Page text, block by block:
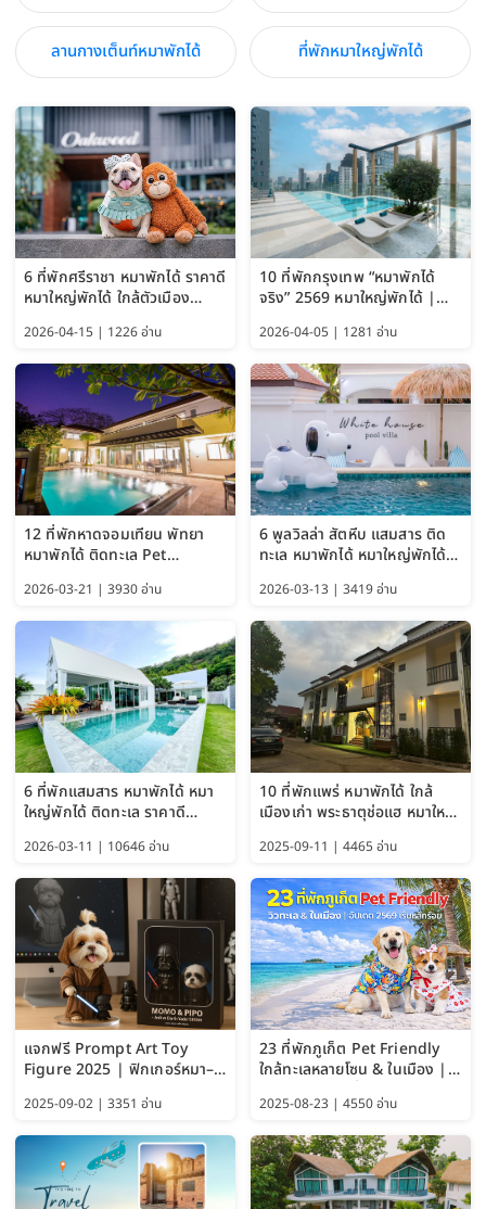
ลานกางเต็นท์หมาพักได้ ที่พักหมาใหญ่พักได้
6 ที่พักศรีราชา หมาพักได้ ราคาดี
หมาใหญ่พักได้ ใกล้ตัวเมือง
2026-04-15 | 1226 อ่าน
10 ที่พักกรุงเทพ “หมาพักได้
จริง” 2569 หมาใหญ่พักได้ |
Bangkok อัปเดตล่าสุด
2026-04-05 | 1281 อ่าน
12 ที่พักหาดจอมเทียน พัทยา
หมาพักได้ ติดทะเล Pet
พักได้ อัปเดต 2569
2026-03-21 | 3930 อ่าน
6 พูลวิลล่า สัตหีบ แสมสาร ติด
ทะเล หมาพักได้ หมาใหญ่พักได้
2026-03-13 | 3419 อ่าน
6 ที่พักแสมสาร หมาพักได้ หมา
ใหญ่พักได้ ติดทะเล ราคาดี
2026-03-11 | 10646 อ่าน
10 ที่พักแพร่ หมาพักได้ ใกล้
เมืองเก่า พระธาตุช่อแฮ หมาใหญ่
2025-09-11 | 4465 อ่าน
แจกฟรี Prompt Art Toy
Figure 2025 | ฟิกเกอร์หมา–
ChatGPT และ Gemini
2025-09-02 | 3351 อ่าน
23 ที่พักภูเก็ต Pet Friendly
ใกล้ทะเลหลายโซน & ในเมือง |
2025-08-23 | 4550 อ่าน